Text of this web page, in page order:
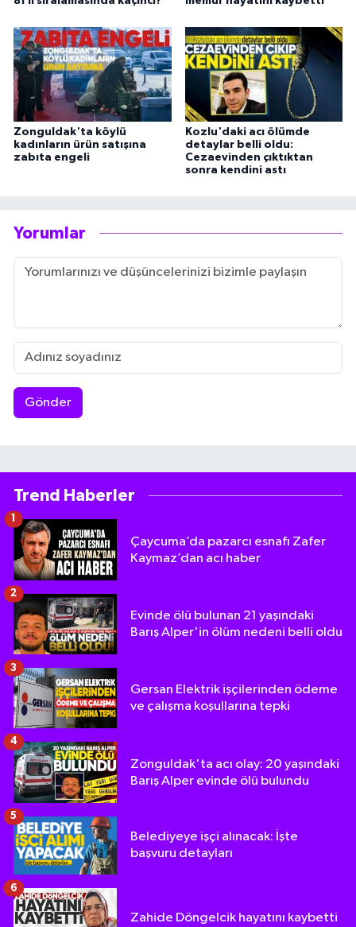
Zonguldak'ta köylü
kadınların ürün satışına
zabıta engeli
Kozlu'daki acı ölümde
detaylar belli oldu:
Cezaevinden çıktıktan
sonra kendini astı
Yorumlar
Gönder
Trend Haberler
Çaycuma’da pazarcı esnafı Zafer
Kaymaz’dan acı haber
Evinde ölü bulunan 21 yaşındaki
Barış Alper'in ölüm nedeni belli oldu
2
Gersan Elektrik işçilerinden ödeme
ve çalışma koşullarına tepki
3
Zonguldak'ta acı olay: 20 yaşındaki
Barış Alper evinde ölü bulundu
4
Belediyeye işçi alınacak: İşte
başvuru detayları
5
Zahide Döngelcik hayatını kaybetti
6